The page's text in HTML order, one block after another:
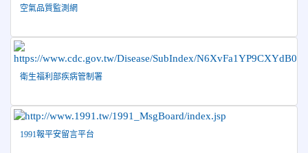
2026-04-30 國稅局「114年度綜合所得稅結算申報」宣導內
2026-04-27
賀 本校籃球隊參加115年花蓮縣縣長盃籃
球錦標賽 榮獲亞軍！
2026-04-09
公告
2026-04-08
榮譽 115年PaGamO寒假作業獲獎名單
空氣品質監測網
衛生福利部疾病管制署
1991報平安留言平台